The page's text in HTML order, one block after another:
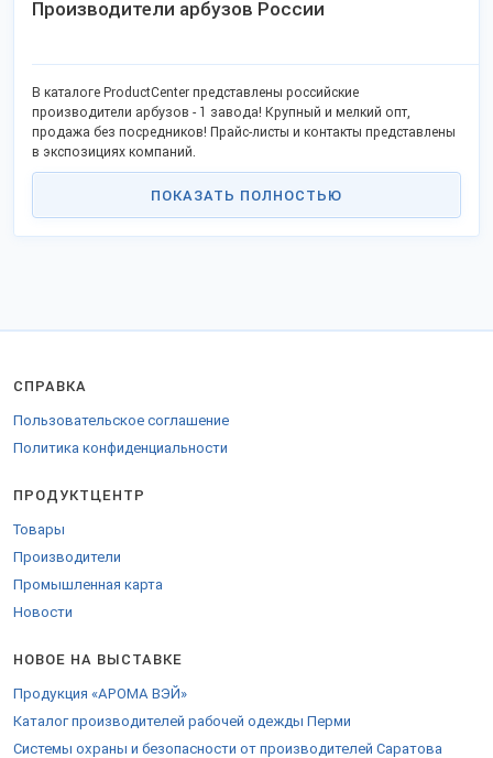
Производители арбузов России
В каталоге ProductCenter представлены российские
производители арбузов - 1 завода! Крупный и мелкий опт,
продажа без посредников! Прайс-листы и контакты представлены
в экспозициях компаний.
ПОКАЗАТЬ ПОЛНОСТЬЮ
СПРАВКА
Пользовательское соглашение
Политика конфиденциальности
ПРОДУКТЦЕНТР
Товары
Производители
Промышленная карта
Новости
НОВОЕ НА ВЫСТАВКЕ
Продукция «АРОМА ВЭЙ»
Каталог производителей рабочей одежды Перми
Системы охраны и безопасности от производителей Саратова